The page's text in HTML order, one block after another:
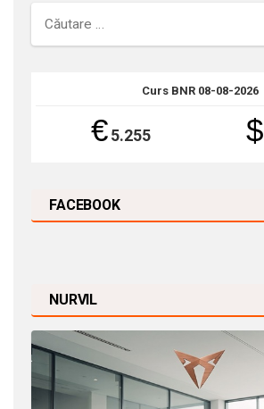
Curs BNR 08-08-2026
€5.255 $
FACEBOOK
NURVIL